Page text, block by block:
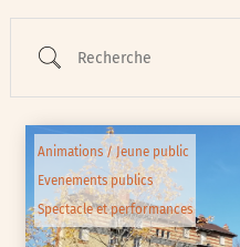
Animations / Jeune public
Evenements publics
Spectacle et performances